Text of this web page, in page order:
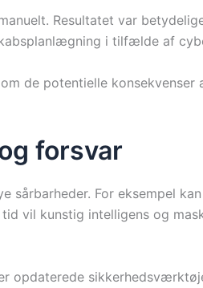
Resultatet var
i tilfælde af
de potentielle konsekvenser
forsvar
sårbarheder. For eksempel kan
vil kunstig intelligens og
opdaterede